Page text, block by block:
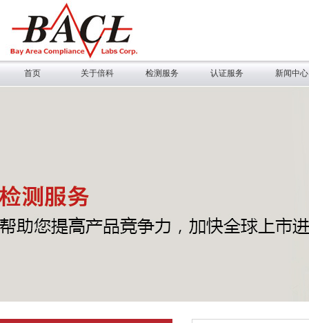
首页 关于倍科 检测服务 认证服务 新闻中心